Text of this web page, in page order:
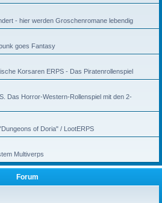
- hier werden Groschenromane lebendig
goes Fantasy
Korsaren ERPS - Das Piratenrollenspiel
Das Horror-Western-Rollenspiel mit den 2-
of Doria" / LootERPS
Multiverps
Forum